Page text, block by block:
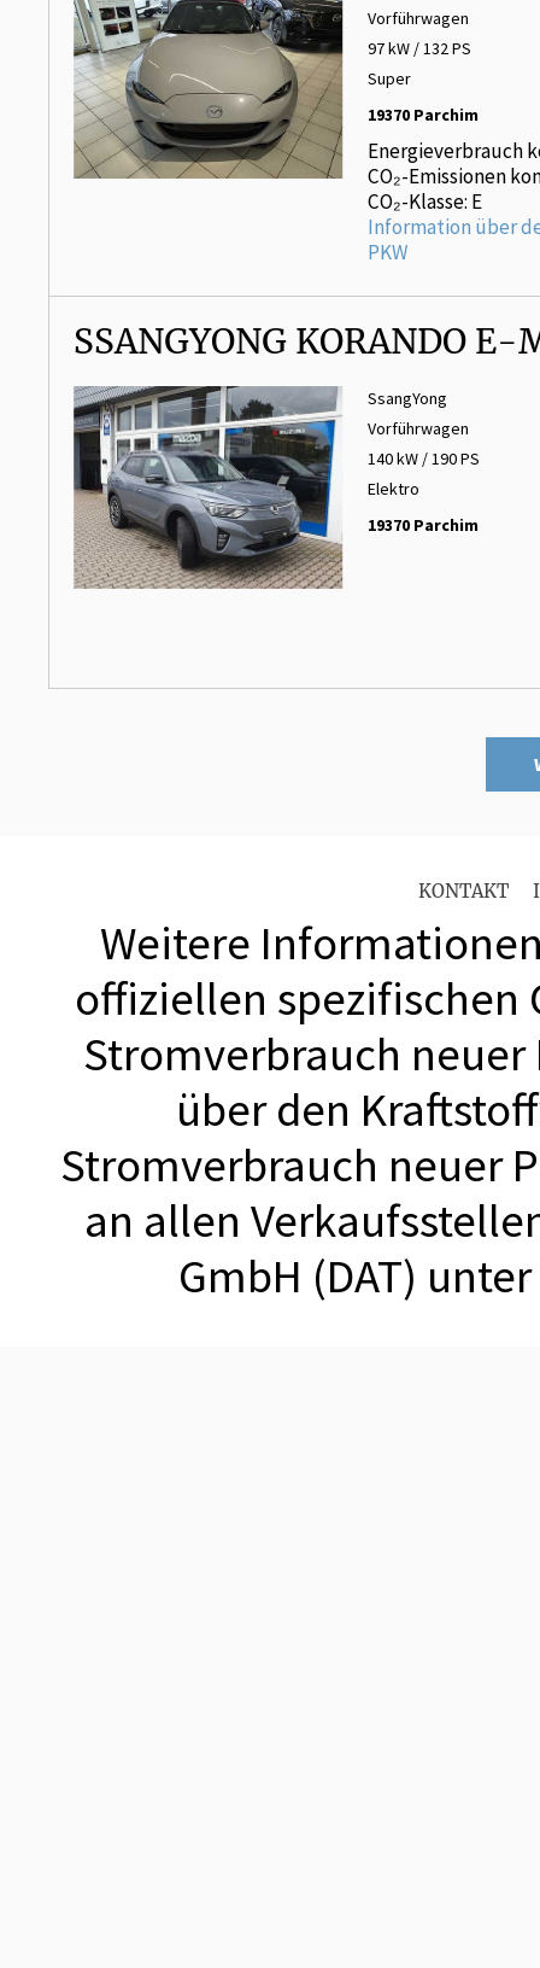
Vorführwagen
97 kW / 132 PS
Super
19370 Parchim
Energieverbrauch
CO₂-Emissionen
CO₂-Klasse: E
Information über
PKW
SSANGYONG KORANDO
SsangYong
Vorführwagen
140 kW / 190 PS
Elektro
19370 Parchim
KONTAKT
Weitere
offiziellen spezifischen
Stromverbrauch
über den
Stromverbrauch neuer
an allen
GmbH (DAT) unter